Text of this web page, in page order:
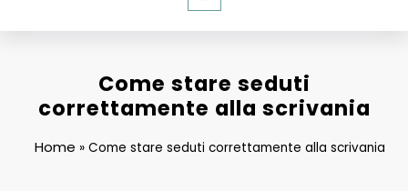
Come stare seduti
correttamente alla scrivania
Home »Come stare seduti correttamente alla scrivania